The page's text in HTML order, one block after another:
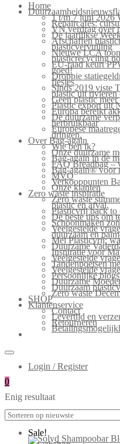
Home
1 t/m 7 juni 2026
Repaircafés:
VN verdrag over
De jaarlijkse
Afschaffen
plasticvervuiling
Nieuwe LCA
plasticrecycling
EU-raad keurt
goed!
Droppie
flesjes
Sinds 2019 viste
plastic uit rivieren
Geen plastic
Plastic export uit
Europa bereikt
De duurzame
herbruikbaar
Europese
dringen.
Over Bag-again
Wie ben ik?
Onze duurzame
Bag-again in de
FAQ Breadbag –
Bag-again® voor
MVO
Verkooppunten
Onze klanten
Zero waste inspiratie
Zero waste
plastic en afval.
Plasticvrij back
De beste tips om
Schoonmaken
Veelgestelde
duurzaam en
Mei Plasticvrij:
Duurzame
Inspiratie voor
Veelgestelde
Tandenpoetsen
Veelgestelde
Persoonlijke
Duurzame
Duurzaam
Zero waste
SHOP
Klantenservice
Contact
Levertijd en
Retourneren
Login / Register
0
Enig resultaat
Sale!